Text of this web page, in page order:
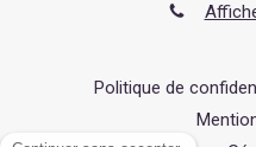
Politique de